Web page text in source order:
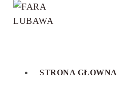
STRONA GŁOWNA